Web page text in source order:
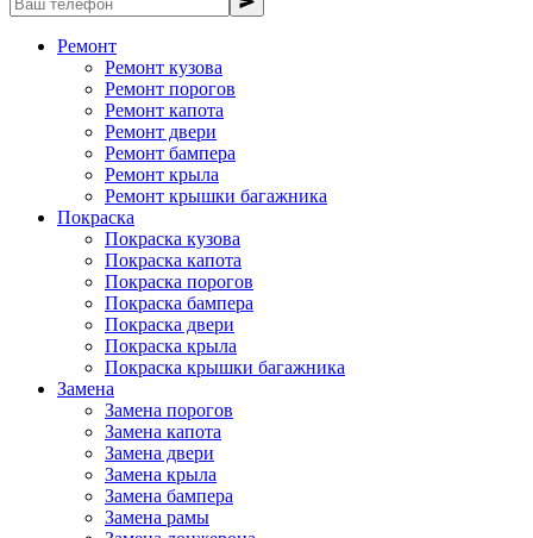
Ремонт
Ремонт кузова
Ремонт порогов
Ремонт капота
Ремонт двери
Ремонт бампера
Ремонт крыла
Ремонт крышки багажника
Покраска
Покраска кузова
Покраска капота
Покраска порогов
Покраска бампера
Покраска двери
Покраска крыла
Покраска крышки багажника
Замена
Замена порогов
Замена капота
Замена двери
Замена крыла
Замена бампера
Замена рамы